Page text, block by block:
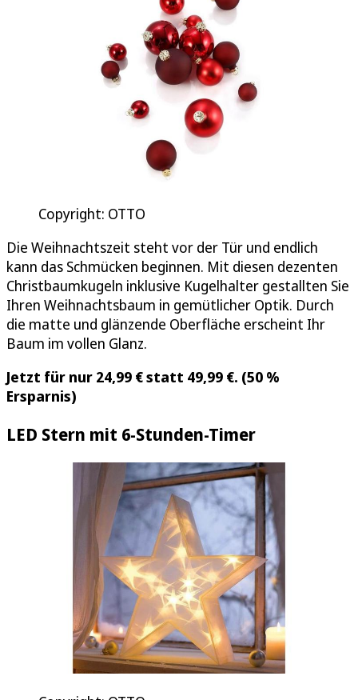
Copyright: OTTO
Die Weihnachtszeit steht vor der Tür und endlich
kann das Schmücken beginnen. Mit diesen dezenten
Christbaumkugeln inklusive Kugelhalter gestallten Sie
Ihren Weihnachtsbaum in gemütlicher Optik. Durch
die matte und glänzende Oberfläche erscheint Ihr
Baum im vollen Glanz.
Jetzt für nur 24,99 € statt 49,99 €. (50 %
Ersparnis)
LED Stern mit 6-Stunden-Timer